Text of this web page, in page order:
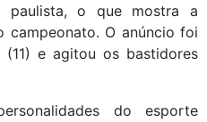
paulista, o que mostra a
O anúncio foi
e agitou os bastidores
do esporte